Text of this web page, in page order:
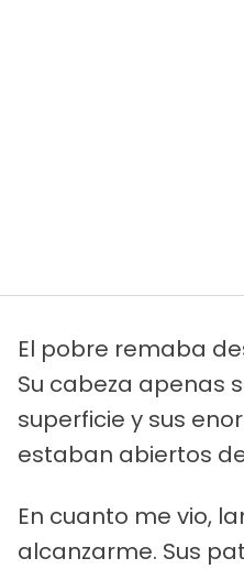
El pobre remaba
Su cabeza apenas
superficie y sus
estaban abiertos
En cuanto me vio,
alcanzarme. Sus